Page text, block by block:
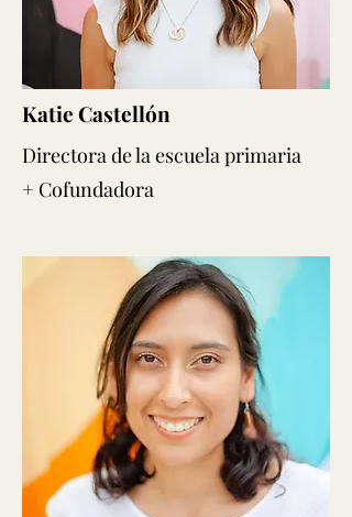
Katie Castellón
Directora de la escuela primaria
+ Cofundadora